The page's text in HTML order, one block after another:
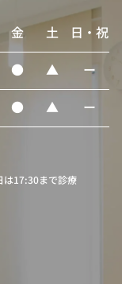
金 土
日・祝
● ▲
ー
● ▲ ー
は17:30まで診療